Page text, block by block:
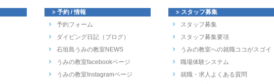
予約 / 情報
予約フォーム
ダイビング日記（ブログ）
石垣島うみの教室NEWS
うみの教室facebookページ
うみの教室Instagramページ
スタッフ募集
スタッフ募集
スタッフ募集要項
うみの教室への就職ココがスゴイ
職場体験システム
就職・求人よくある質問